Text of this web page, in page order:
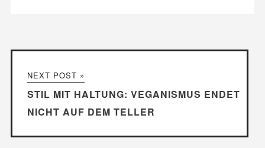
NEXT POST »
STIL MIT HALTUNG: VEGANISMUS ENDET
NICHT AUF DEM TELLER